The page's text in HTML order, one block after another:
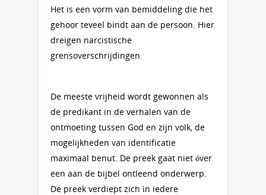
Het is een vorm van bemiddeling die het
gehoor teveel bindt aan de persoon. Hier
dreigen narcistische
grensoverschrijdingen.
De meeste vrijheid wordt gewonnen als
de predikant in de verhalen van de
ontmoeting tussen God en zijn volk, de
mogelijkheden van identificatie
maximaal benut. De preek gaat niet óver
een aan de bijbel ontleend onderwerp.
De preek verdiept zich ìn iedere